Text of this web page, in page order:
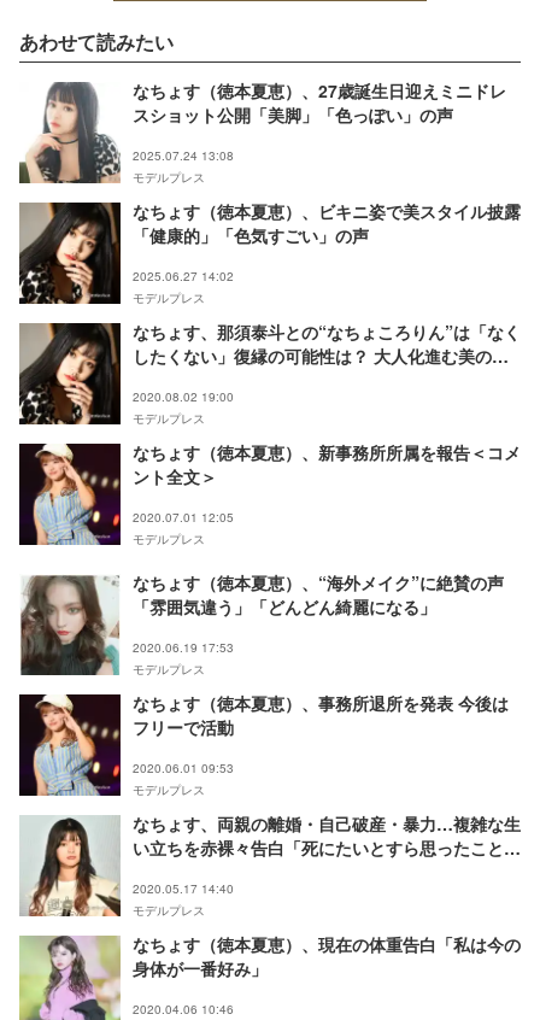
あわせて読みたい
なちょす（徳本夏恵）、27歳誕生日迎えミニドレ
スショット公開「美脚」「色っぽい」の声
2025.07.24 13:08
モデルプレス
なちょす（徳本夏恵）、ビキニ姿で美スタイル披露
「健康的」「色気すごい」の声
2025.06.27 14:02
モデルプレス
なちょす、那須泰斗との“なちょころりん”は「なく
したくない」復縁の可能性は？ 大人化進む美の秘
2020.08.02 19:00
モデルプレス
なちょす（徳本夏恵）、新事務所所属を報告＜コメ
ント全文＞
2020.07.01 12:05
モデルプレス
なちょす（徳本夏恵）、“海外メイク”に絶賛の声
「雰囲気違う」「どんどん綺麗になる」
2020.06.19 17:53
モデルプレス
なちょす（徳本夏恵）、事務所退所を発表 今後は
フリーで活動
2020.06.01 09:53
モデルプレス
なちょす、両親の離婚・自己破産・暴力…複雑な生
い立ちを赤裸々告白「死にたいとすら思ったことも
2020.05.17 14:40
モデルプレス
なちょす（徳本夏恵）、現在の体重告白「私は今の
身体が一番好み」
2020.04.06 10:46